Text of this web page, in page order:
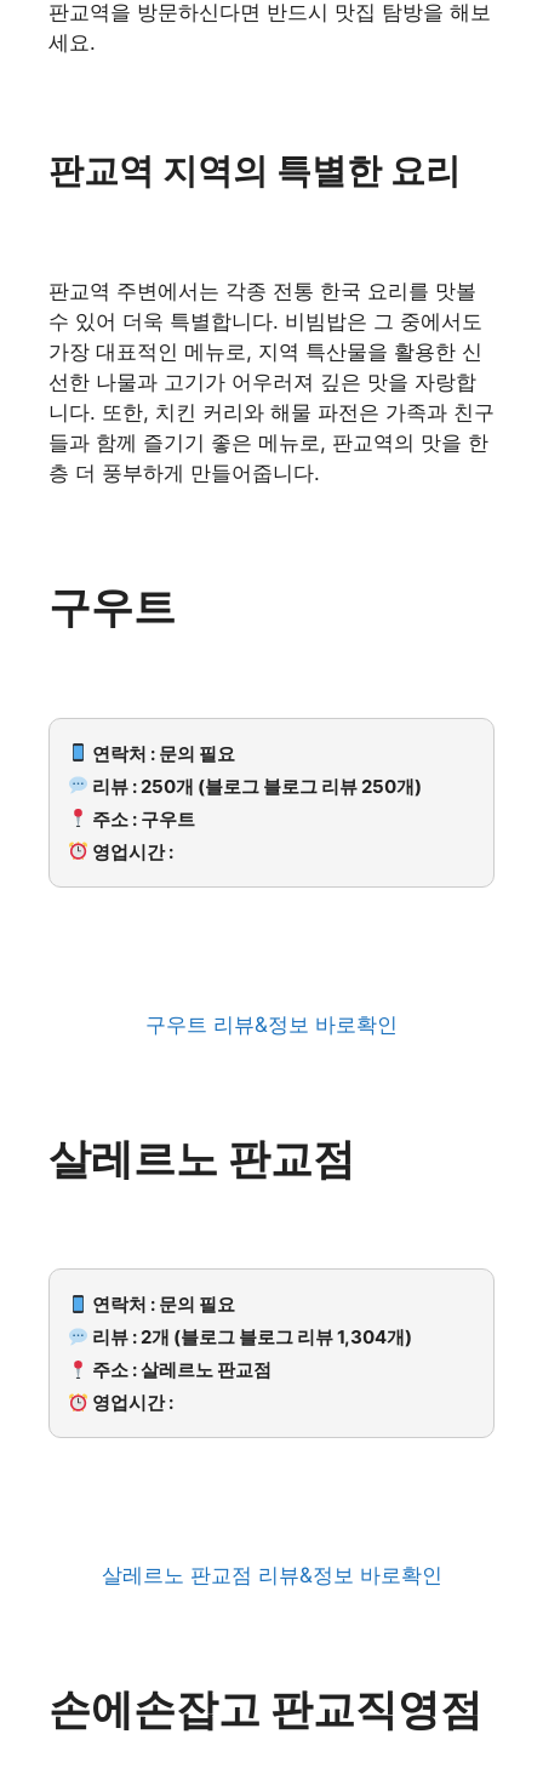
판교역을 방문하신다면 반드시 맛집 탐방을 해보
세요.
판교역 지역의 특별한 요리
판교역 주변에서는 각종 전통 한국 요리를 맛볼
수 있어 더욱 특별합니다. 비빔밥은 그 중에서도
가장 대표적인 메뉴로, 지역 특산물을 활용한 신
선한 나물과 고기가 어우러져 깊은 맛을 자랑합
니다. 또한, 치킨 커리와 해물 파전은 가족과 친구
들과 함께 즐기기 좋은 메뉴로, 판교역의 맛을 한
층 더 풍부하게 만들어줍니다.
구우트
연락처 : 문의 필요
리뷰 : 250개 (블로그 블로그 리뷰 250개)
주소 : 구우트
영업시간 :
구우트 리뷰&정보 바로확인
살레르노 판교점
연락처 : 문의 필요
리뷰 : 2개 (블로그 블로그 리뷰 1,304개)
주소 : 살레르노 판교점
영업시간 :
살레르노 판교점 리뷰&정보 바로확인
손에손잡고 판교직영점